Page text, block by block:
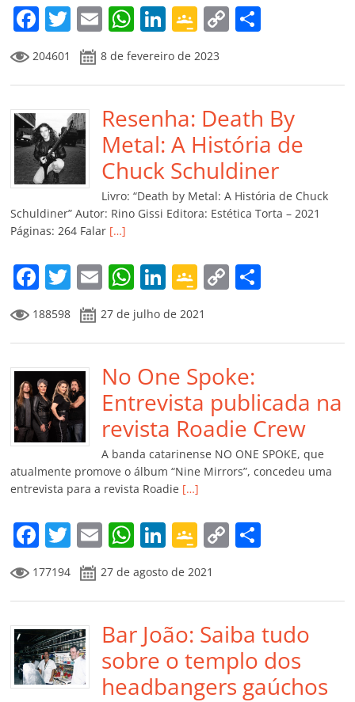
F
a
c
e
b
o
o
k
T
w
itt
er
E
m
ai
l
W
at
s
A
p
p
Li
k
e
dI
n
G
o
o
gl
e
Cl
a
ss
ro
m
C
y
Li
n
k
p
ar
til
h
ar
204601 8 de fevereiro de 2023
Resenha: Death By
Metal: A História de
Chuck Schuldiner
Livro: “Death by Metal: A História de Chuck
Schuldiner” Autor: Rino Gissi Editora: Estética Torta – 2021
Páginas: 264 Falar […]
F
a
c
e
b
o
o
k
T
w
itt
er
E
m
ai
l
W
h
at
s
A
p
p
Li
n
k
e
dI
n
G
o
o
gl
e
Cl
a
ss
ro
o
m
C
y
Li
n
k
p
til
h
ar
188598 27 de julho de 2021
No One Spoke:
Entrevista publicada na
revista Roadie Crew
A banda catarinense NO ONE SPOKE, que
atualmente promove o álbum “Nine Mirrors”, concedeu uma
entrevista para a revista Roadie […]
F
a
c
e
b
o
o
T
w
itt
er
E
m
ai
l
W
at
s
A
p
p
Li
n
k
e
dI
n
G
o
o
gl
e
Cl
a
C
y
Li
n
k
p
ar
til
h
177194 27 de agosto de 2021
Bar João: Saiba tudo
sobre o templo dos
headbangers gaúchos